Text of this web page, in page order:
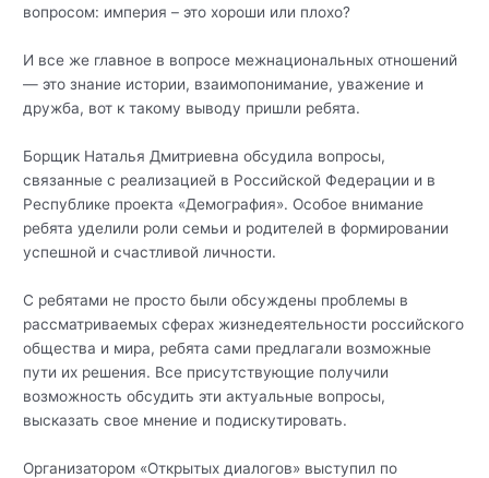
вопросом: империя – это хороши или плохо?
И все же главное в вопросе межнациональных отношений
— это знание истории, взаимопонимание, уважение и
дружба, вот к такому выводу пришли ребята.
Борщик Наталья Дмитриевна обсудила вопросы,
связанные с реализацией в Российской Федерации и в
Республике проекта «Демография». Особое внимание
ребята уделили роли семьи и родителей в формировании
успешной и счастливой личности.
С ребятами не просто были обсуждены проблемы в
рассматриваемых сферах жизнедеятельности российского
общества и мира, ребята сами предлагали возможные
пути их решения. Все присутствующие получили
возможность обсудить эти актуальные вопросы,
высказать свое мнение и подискутировать.
Организатором «Открытых диалогов» выступил по